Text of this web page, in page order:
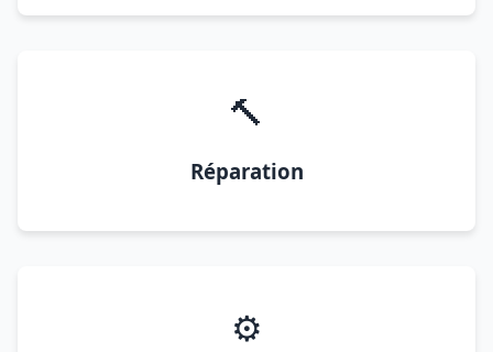
🔨
Réparation
⚙️